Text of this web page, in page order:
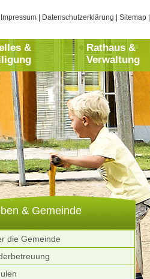
Impressum Datenschutzerklärung Sitemap
&
Rathaus &
Verwaltung
& Gemeinde
die Gemeinde